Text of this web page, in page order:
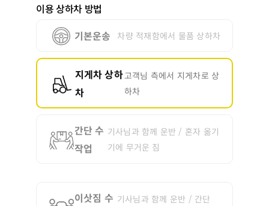
이용 상하차 방법
기본운송
차량 적재함에서 물품 상하차
지게차 상하
차
고객님 측에서 지게차로 상
하차
간단 수
작업
기사님과 함께 운반 / 혼자 옮기
기에 무거운 짐
이삿짐 수 기사님과 함께 운반 / 간단